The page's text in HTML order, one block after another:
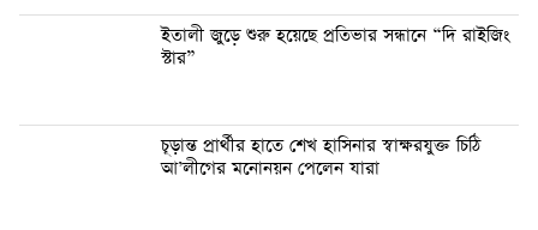
ইতালী জুড়ে শুরু হয়েছে প্রতিভার সন্ধানে “দি রাইজিং
স্টার”
চূড়ান্ত প্রার্থীর হাতে শেখ হাসিনার স্বাক্ষরযুক্ত চিঠি
আ’লীগের মনোনয়ন পেলেন যারা